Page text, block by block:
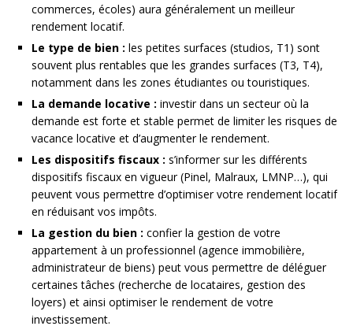
commerces, écoles) aura généralement un meilleur
rendement locatif.
Le type de bien : les petites surfaces (studios, T1) sont
souvent plus rentables que les grandes surfaces (T3, T4),
notamment dans les zones étudiantes ou touristiques.
La demande locative : investir dans un secteur où la
demande est forte et stable permet de limiter les risques de
vacance locative et d’augmenter le rendement.
Les dispositifs fiscaux : s’informer sur les différents
dispositifs fiscaux en vigueur (Pinel, Malraux, LMNP…), qui
peuvent vous permettre d’optimiser votre rendement locatif
en réduisant vos impôts.
La gestion du bien : confier la gestion de votre
appartement à un professionnel (agence immobilière,
administrateur de biens) peut vous permettre de déléguer
certaines tâches (recherche de locataires, gestion des
loyers) et ainsi optimiser le rendement de votre
investissement.